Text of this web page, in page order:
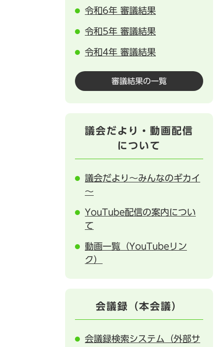
令和6年 審議結果
令和5年 審議結果
令和4年 審議結果
審議結果の一覧
議会だより・動画配信
について
議会だより～みんなのギカイ
～
YouTube配信の案内につい
て
動画一覧（YouTubeリン
ク）
会議録（本会議）
会議録検索システム（外部サ